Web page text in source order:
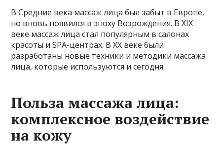
В Средние века массаж лица был забыт в Европе,
но вновь появился в эпоху Возрождения. В XIX
веке массаж лица стал популярным в салонах
красоты и SPA-центрах. В XX веке были
разработаны новые техники и методики массажа
лица, которые используются и сегодня.
Польза массажа лица:
комплексное воздействие
на кожу